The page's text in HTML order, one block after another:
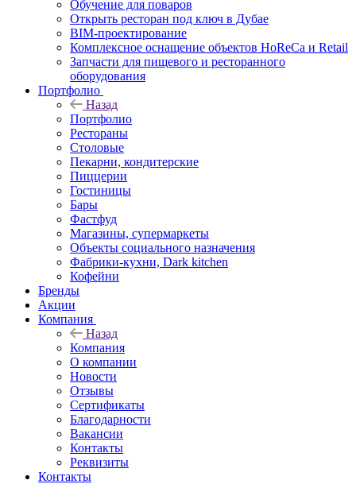
Обучение для поваров
Открыть ресторан под ключ в Дубае
BIM-проектирование
Комплексное оснащение объектов HoReCa и Retail
Запчасти для пищевого и ресторанного
оборудования
Портфолио
Назад
Портфолио
Рестораны
Столовые
Пекарни, кондитерские
Пиццерии
Гостиницы
Бары
Фастфуд
Магазины, супермаркеты
Объекты социального назначения
Фабрики-кухни, Dark kitchen
Кофейни
Бренды
Акции
Компания
Назад
Компания
О компании
Новости
Отзывы
Сертификаты
Благодарности
Вакансии
Контакты
Реквизиты
Контакты